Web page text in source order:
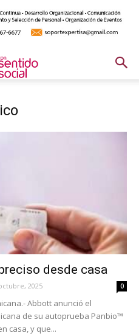
desde casa
2025 0
Abbott anunció el
de su autoprueba Panbio™
casa, y que...